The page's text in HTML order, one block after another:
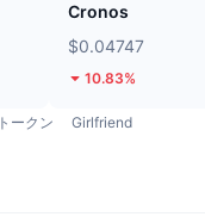
Cronos
$0.04747
10.83%
トークン Girlfriend